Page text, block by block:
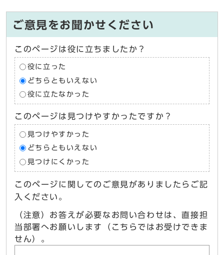
ご意見をお聞かせください
このページは役に立ちましたか？
役に立った
どちらともいえない
役に立たなかった
このページは見つけやすかったですか？
見つけやすかった
どちらともいえない
見つけにくかった
このページに関してのご意見がありましたらご記
入ください。
（注意）お答えが必要なお問い合わせは、直接担
当部署へお願いします（こちらではお受けできま
せん）。